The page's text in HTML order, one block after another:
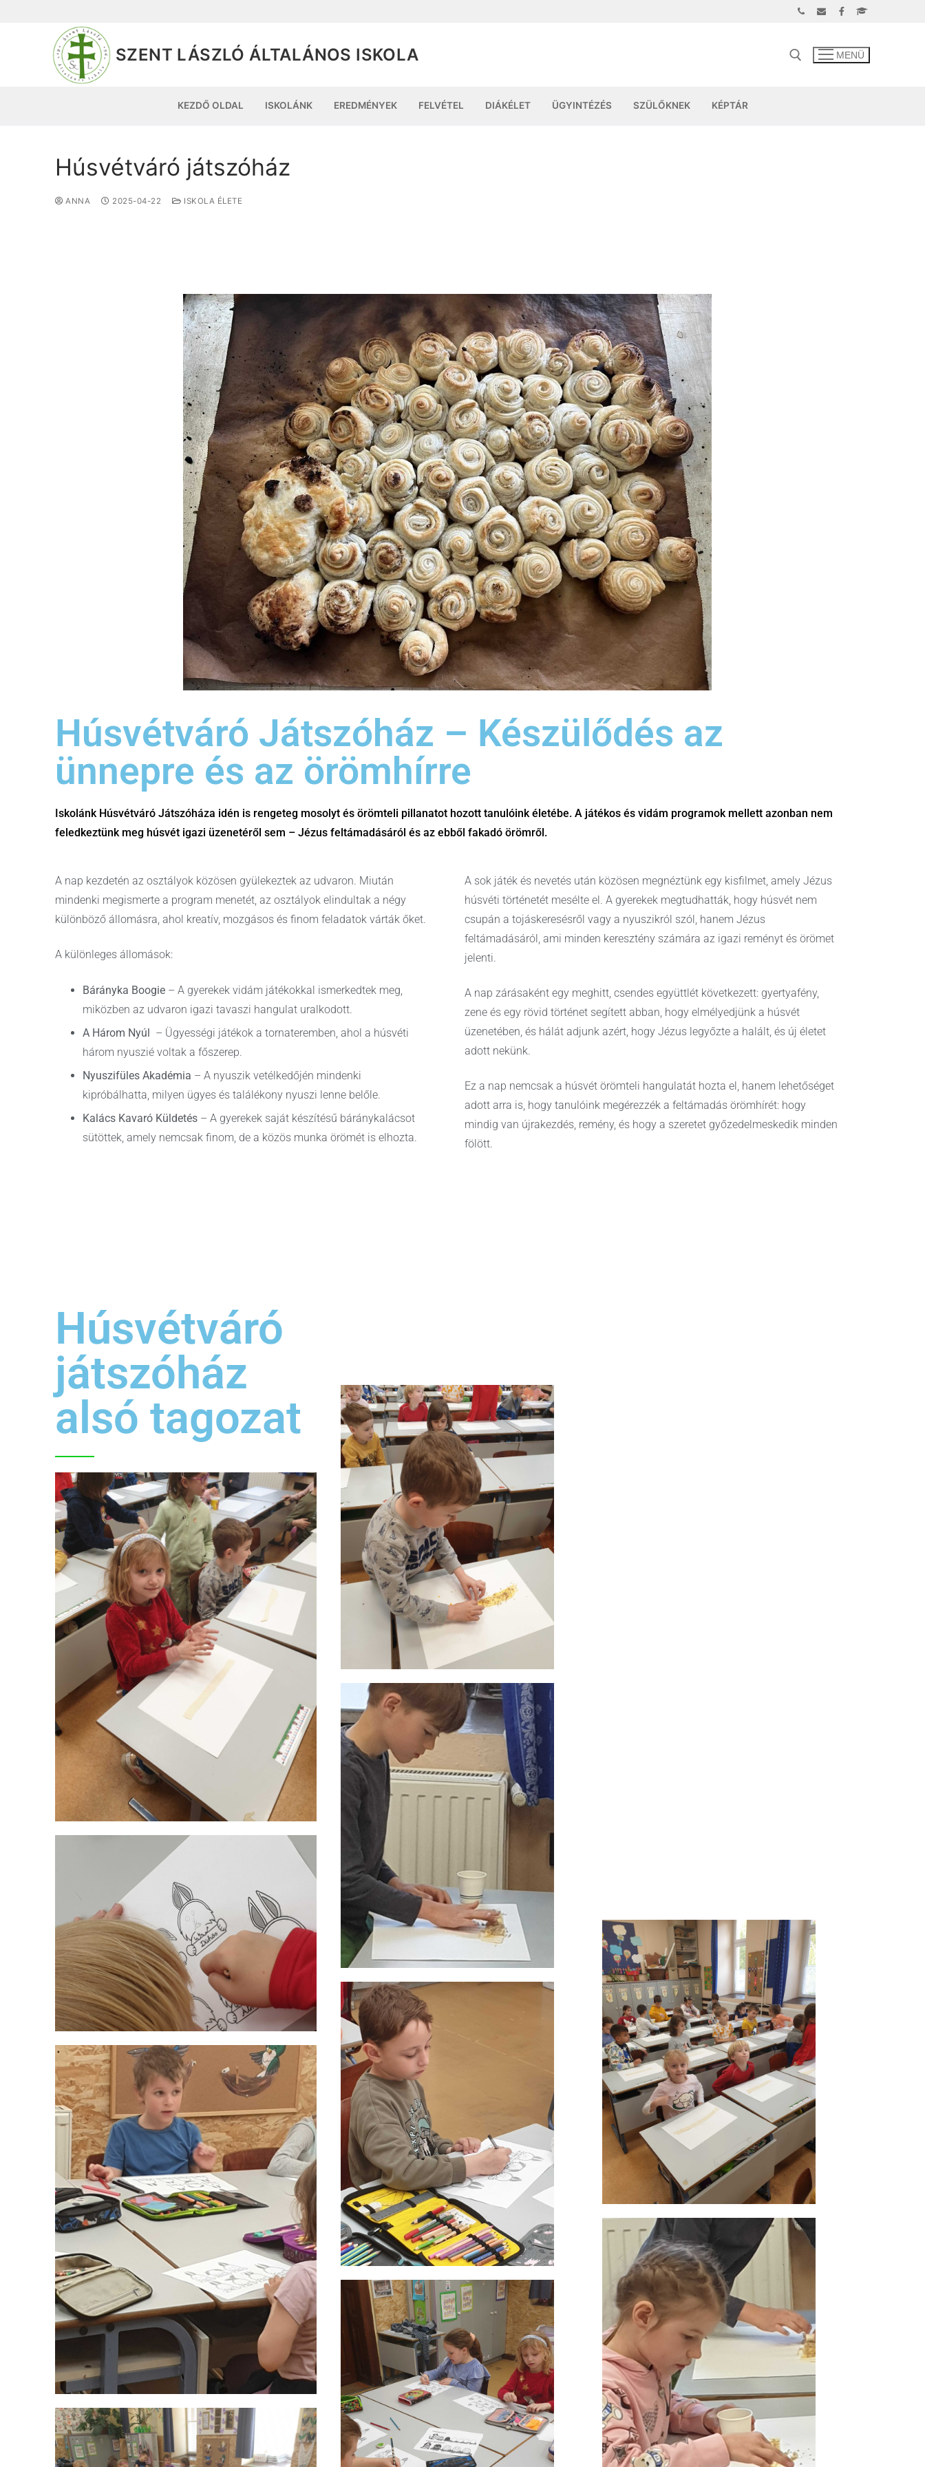
SZENT LÁSZLÓ ÁLTALÁNOS ISKOLA MENÜ
KEZDŐ OLDAL ISKOLÁNK EREDMÉNYEK FELVÉTEL DIÁKÉLET ÜGYINTÉZÉS SZÜLŐKNEK KÉPTÁR
Húsvétváró játszóház
ANNA 2025-04-22 ISKOLA ÉLETE
Húsvétváró Játszóház – Készülődés az
ünnepre és az örömhírre
Iskolánk Húsvétváró Játszóháza idén is rengeteg mosolyt és örömteli pillanatot hozott tanulóink életébe. A játékos és vidám programok mellett azonban nem
feledkeztünk meg húsvét igazi üzenetéről sem – Jézus feltámadásáról és az ebből fakadó örömről.
A nap kezdetén az osztályok közösen gyülekeztek az udvaron. Miután
mindenki megismerte a program menetét, az osztályok elindultak a négy
különböző állomásra, ahol kreatív, mozgásos és finom feladatok várták őket.
A különleges állomások:
Bárányka Boogie – A gyerekek vidám játékokkal ismerkedtek meg,
miközben az udvaron igazi tavaszi hangulat uralkodott.
A Három Nyúl – Ügyességi játékok a tornateremben, ahol a húsvéti
három nyuszié voltak a főszerep.
Nyuszifüles Akadémia – A nyuszik vetélkedőjén mindenki
kipróbálhatta, milyen ügyes és találékony nyuszi lenne belőle.
Kalács Kavaró Küldetés – A gyerekek saját készítésű báránykalácsot
sütöttek, amely nemcsak finom, de a közös munka örömét is elhozta.
A sok játék és nevetés után közösen megnéztünk egy kisfilmet, amely Jézus
húsvéti történetét mesélte el. A gyerekek megtudhatták, hogy húsvét nem
csupán a tojáskeresésről vagy a nyuszikról szól, hanem Jézus
feltámadásáról, ami minden keresztény számára az igazi reményt és örömet
jelenti.
A nap zárásaként egy meghitt, csendes együttlét következett: gyertyafény,
zene és egy rövid történet segített abban, hogy elmélyedjünk a húsvét
üzenetében, és hálát adjunk azért, hogy Jézus legyőzte a halált, és új életet
adott nekünk.
Ez a nap nemcsak a húsvét örömteli hangulatát hozta el, hanem lehetőséget
adott arra is, hogy tanulóink megérezzék a feltámadás örömhírét: hogy
mindig van újrakezdés, remény, és hogy a szeretet győzedelmeskedik minden
fölött.
Húsvétváró
játszóház
alsó tagozat